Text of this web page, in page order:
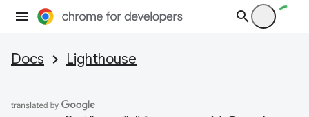
Docs Lighthouse